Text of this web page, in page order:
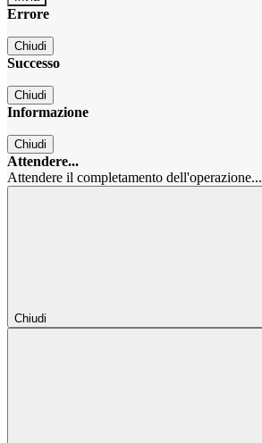
Errore
Chiudi
Successo
Chiudi
Informazione
Chiudi
Attendere...
Attendere il completamento dell'operazione...
Chiudi